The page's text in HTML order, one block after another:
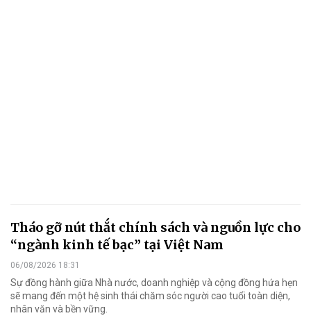
Tháo gỡ nút thắt chính sách và nguồn lực cho
“ngành kinh tế bạc” tại Việt Nam
06/08/2026 18:31
Sự đồng hành giữa Nhà nước, doanh nghiệp và cộng đồng hứa hẹn
sẽ mang đến một hệ sinh thái chăm sóc người cao tuổi toàn diện,
nhân văn và bền vững.